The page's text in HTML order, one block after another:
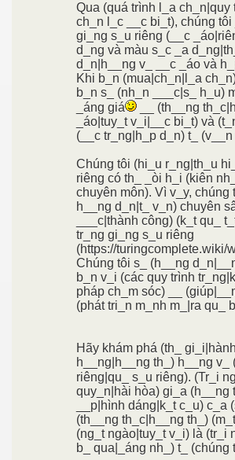
Qua (quá trình l_a
ch_n l_c __c bi_t), chúng
gi_ng s_u riêng (__c
d_ng và màu s_c _a
d_n|h__ng v_ __c _áo và
Khi b_n (mua|ch_n|l_a
b_n s_ (nh_n ___c|s_ h_u)
_áng giá
__ (th__ng
_áo|tuy_t v_i|__c bi_t) và
(__c tr_ng|h_p d_n) t_
Chúng tôi (hi_u r_ng|th_u
riêng có th_ _òi h_i (kiên
chuyên môn). Vì v_y, chúng
h__ng d_n|t_ v_n) chuyên
___c|thành công) (k_t qu_
tr_ng gi_ng s_u riêng
(https://turingcomplete.wiki/
Chúng tôi s_ (h__ng
b_n v_i (các quy trình
pháp ch_m sóc) __
(phát tri_n m_nh m_|ra qu_
Hãy khám phá (th_
h__ng|h__ng th_) h__ng v_
riêng|qu_ s_u riêng). (Tr_i
quy_n|hài hòa) gi_a (h__ng
__p|hình dáng|k_t c_u)
(th__ng th_c|h__ng th_)
(ng_t ngào|tuy_t v_i) là (tr_i
b_ qua|_áng nh_) t_